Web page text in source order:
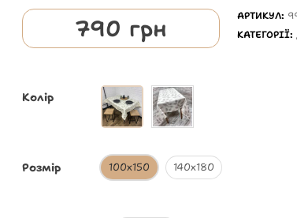
790 грн АРТИКУЛ:
КАТЕГОРІЇ:
Колір
Розмір 100х150 140х180